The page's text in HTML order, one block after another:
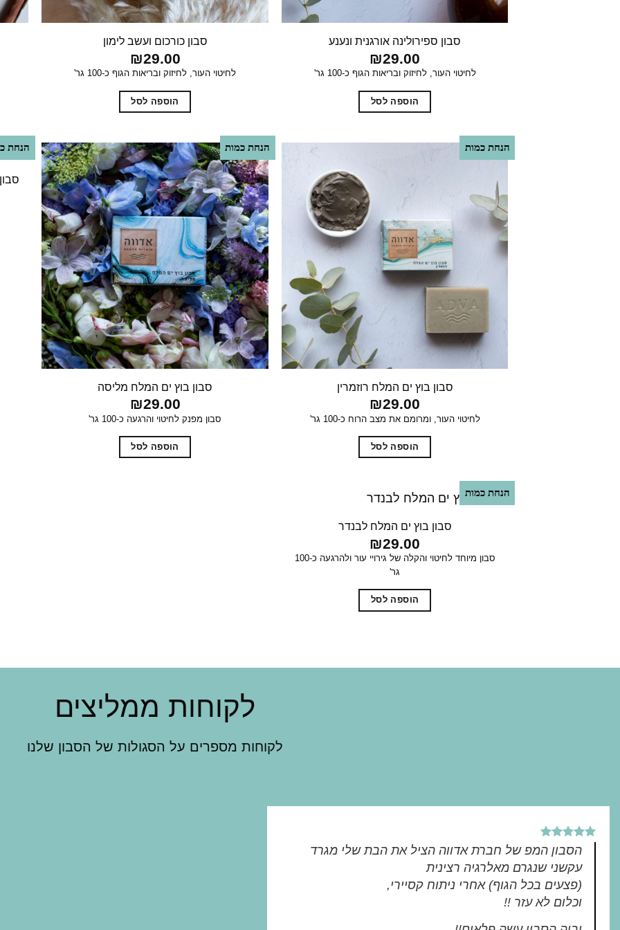
סבון ספירולינה אורגנית ונענע
₪29.00
לחיטוי העור, לחיזוק ובריאות הגוף כ-100 גר'
הוספה לסל
סבון כורכום ועשב לימון
₪29.00
לחיטוי העור, לחיזוק ובריאות הגוף כ-100 גר'
הוספה לסל
הנחת כמות
סבון בוץ ים המלח רוזמרין
₪29.00
לחיטוי העור, ומרומם את מצב הרוח כ-100 גר'
הוספה לסל
הנחת כמות
סבון בוץ ים המלח מליסה
₪29.00
סבון מפנק לחיטוי והרגעה כ-100 גר'
הוספה לסל
הנחת
הנחת כמות
סבון בוץ ים המלח לבנדר
₪29.00
סבון מיוחד לחיטוי והקלה של גירויי עור ולהרגעה כ-100
גר'
הוספה לסל
לקוחות ממליצים
לקוחות מספרים על הסגולות של הסבון שלנו
הסבון המפ של חברת אדווה הציל את הבת שלי מגרד
עקשני שנגרם מאלרגיה רצינית
(פצעים בכל הגוף) אחרי ניתוח קסיירי,
וכלום לא עזר !!